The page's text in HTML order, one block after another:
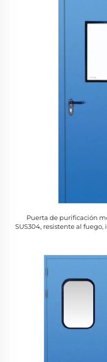
Puerta de purificación
SUS304, resistente al